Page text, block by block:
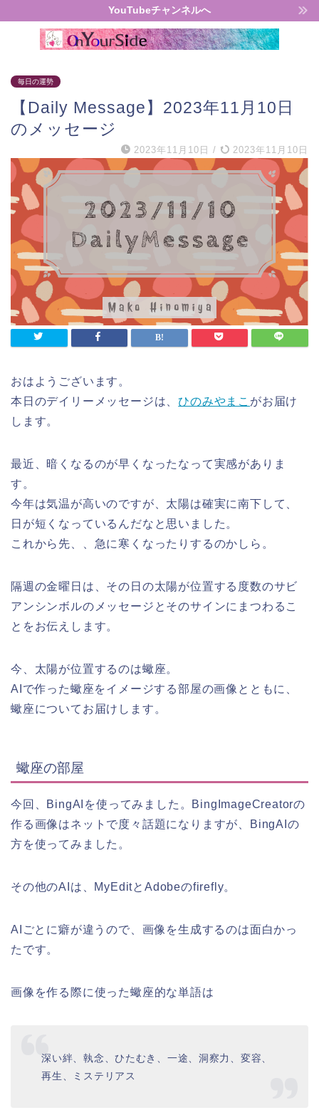
YouTubeチャンネルへ
毎日の運勢
【Daily Message】2023年11月10日
のメッセージ
2023年11月10日 / 2023年11月10日
おはようございます。
本日のデイリーメッセージは、ひのみやまこ がお届け
します。
最近、暗くなるのが早くなったなって実感がありま
す。
今年は気温が高いのですが、太陽は確実に南下して、
日が短くなっているんだなと思いました。
これから先、、急に寒くなったりするのかしら。
隔週の金曜日は、その日の太陽が位置する度数のサビ
アンシンボルのメッセージとそのサインにまつわるこ
とをお伝えします。
今、太陽が位置するのは蠍座。
AIで作った蠍座をイメージする部屋の画像とともに、
蠍座についてお届けします。
蠍座の部屋
今回、BingAIを使ってみました。BingImageCreatorの
作る画像はネットで度々話題になりますが、BingAIの
方を使ってみました。
その他のAIは、MyEditとAdobeのfirefly。
AIごとに癖が違うので、画像を生成するのは面白かっ
たです。
画像を作る際に使った蠍座的な単語は
深い絆、執念、ひたむき、一途、洞察力、変容、
再生、ミステリアス